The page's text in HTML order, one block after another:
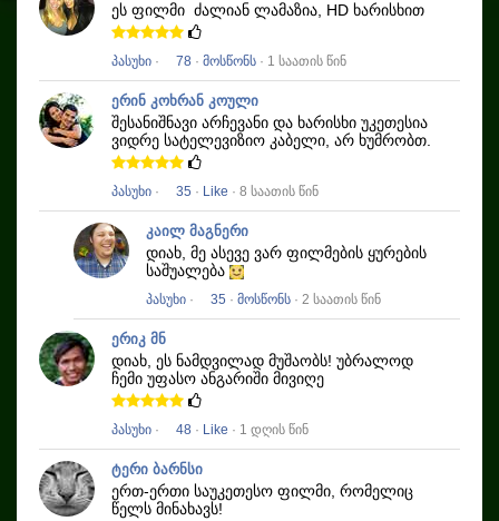
ეს ფილმი ძალიან ლამაზია, HD ხარისხით
პასუხი · 78 · მოსწონს · 1 საათის წინ
ერინ კოხრან კოული
შესანიშნავი არჩევანი და ხარისხი უკეთესია
ვიდრე სატელევიზიო კაბელი, არ ხუმრობთ.
პასუხი · 35 · Like · 8 საათის წინ
კაილ მაგნერი
დიახ, მე ასევე ვარ ფილმების ყურების
საშუალება
პასუხი · 35 · მოსწონს · 2 საათის წინ
ერიკ მნ
დიახ, ეს ნამდვილად მუშაობს! უბრალოდ
ჩემი უფასო ანგარიში მივიღე
პასუხი · 48 · Like · 1 დღის წინ
ტერი ბარნსი
ერთ-ერთი საუკეთესო ფილმი, რომელიც
წელს მინახავს!